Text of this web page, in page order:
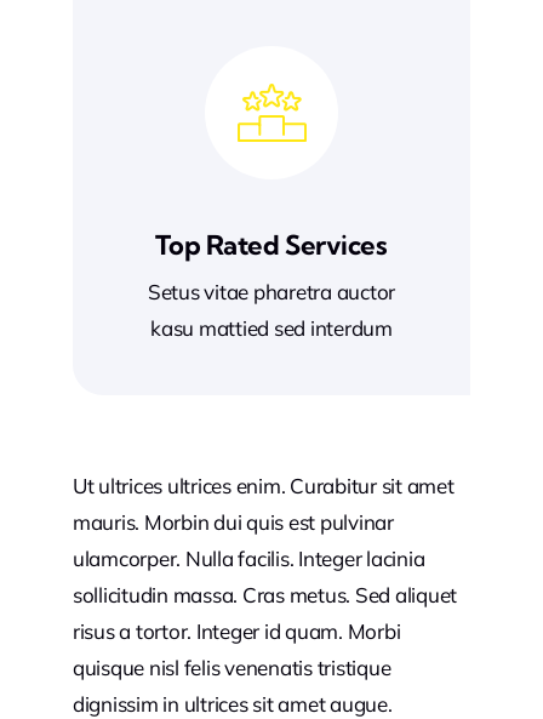
Top Rated Services
Setus vitae pharetra auctor
kasu mattied sed interdum
Ut ultrices ultrices enim. Curabitur sit amet
mauris. Morbin dui quis est pulvinar
ulamcorper. Nulla facilis. Integer lacinia
sollicitudin massa. Cras metus. Sed aliquet
risus a tortor. Integer id quam. Morbi
quisque nisl felis venenatis tristique
dignissim in ultrices sit amet augue.